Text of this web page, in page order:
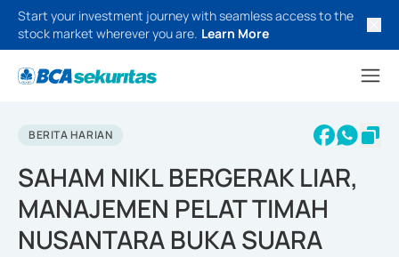
Start your investment journey with seamless access to the
stock market wherever you are. Learn More
BERITA HARIAN
SAHAM NIKL BERGERAK LIAR,
MANAJEMEN PELAT TIMAH
NUSANTARA BUKA SUARA